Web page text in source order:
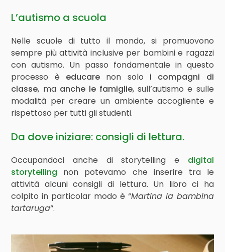
L’autismo a scuola
Nelle scuole di tutto il mondo, si promuovono
sempre più attività inclusive per bambini e ragazzi
con autismo. Un passo fondamentale in questo
processo è educare non solo i compagni di
classe, ma anche le famiglie, sull’autismo e sulle
modalità per creare un ambiente accogliente e
rispettoso per tutti gli studenti.
Da dove iniziare: consigli di lettura.
Occupandoci anche di storytelling e digital
storytelling non potevamo che inserire tra le
attività alcuni consigli di lettura. Un libro ci ha
colpito in particolar modo è “Martina la bambina
tartaruga“.